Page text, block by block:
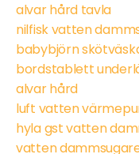
alvar hård tavla
nilfisk vatten
babybjörn
bordstablett
alvar hård
luft vatten
hyla gst vatten
vatten